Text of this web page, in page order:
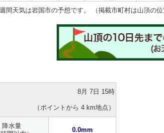
週間天気は岩国市の予想です。
（掲載市町村は山頂の
8月 7日 15時
（ポイントから 4 km地点）
降水量
0.0mm